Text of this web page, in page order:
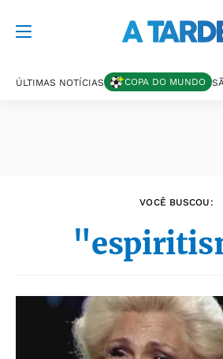
ÚLTIMAS NOTÍCIAS COPA DO MUNDO
VOCÊ BUSCOU: